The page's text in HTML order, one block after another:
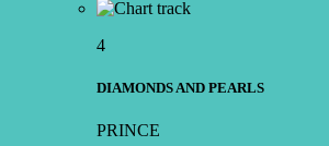
4
DIAMONDS AND PEARLS
PRINCE